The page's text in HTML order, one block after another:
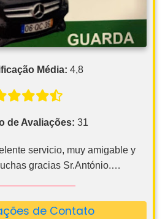
Média: 4,8
de Avaliações: 31
servicio, muy amigable y
gracias Sr.António.…
de Contato